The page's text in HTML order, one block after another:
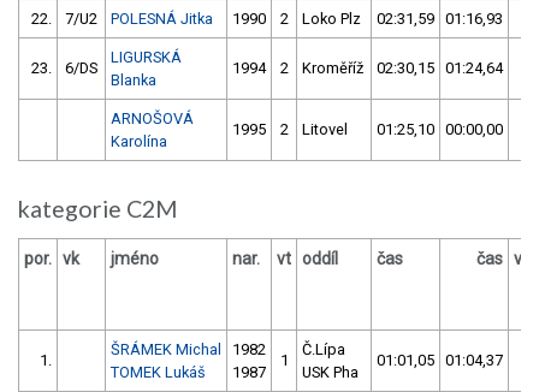
22. 7/U2 POLESNÁ Jitka 1990 2 Loko Plz 02:31,59 01:16,93
23. 6/DS
LIGURSKÁ
Blanka
1994 2 Kroměříž 02:30,15 01:24,64
ARNOŠOVÁ
Karolína
1995 2 Litovel 01:25,10 00:00,00
kategorie C2M
por. vk jméno nar. vt oddíl čas čas
1.
ŠRÁMEK Michal
TOMEK Lukáš
1982
1987
1
Č.Lípa
USK Pha
01:01,05 01:04,37